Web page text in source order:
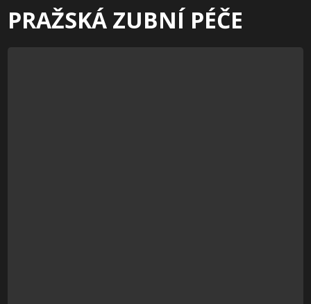
PRAŽSKÁ ZUBNÍ PÉČE